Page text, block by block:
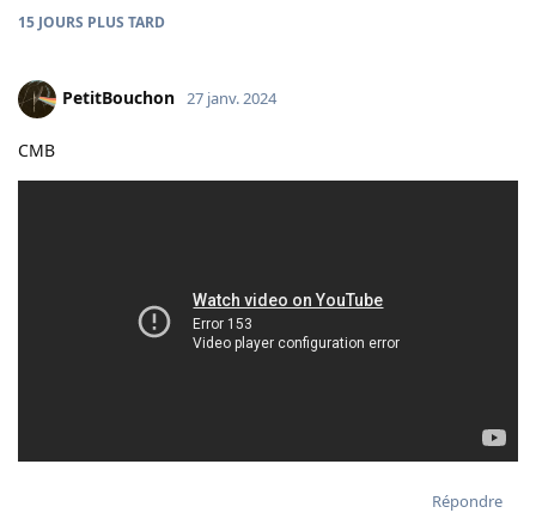
15 JOURS PLUS TARD
PetitBouchon 27 janv. 2024
CMB
Répondre